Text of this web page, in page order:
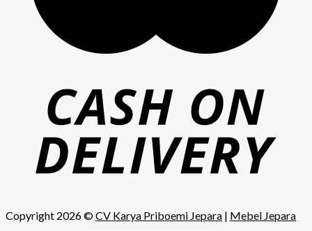
Copyright 2026 ©CV Karya Priboemi Jepara | Mebel Jepara